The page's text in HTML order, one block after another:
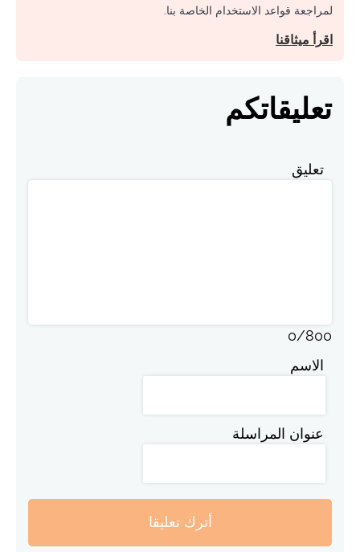
لمراجعة قواعد الاستخدام الخاصة بنا.
اقرأ ميثاقنا
تعليقاتكم
تعليق
0/800
الاسم
عنوان المراسلة
أترك تعليقا